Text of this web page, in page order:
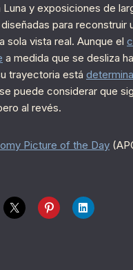
Luna y exposiciones de
para reconstruir
sola vista real. Aunque el
a medida que se desliza
trayectoria está
puede considerar que
al revés.
Picture of the Day